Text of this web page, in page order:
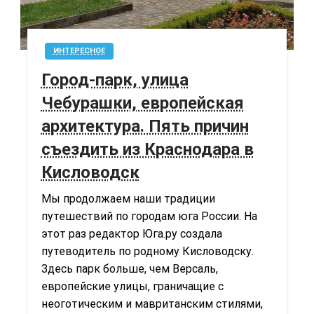
ИНТЕРЕСНОЕ
Город-парк, улица
Чебурашки, европейская
архитектура. Пять причин
съездить из Краснодара в
Кисловодск
Мы продолжаем наши традиции
путешествий по городам юга России. На
этот раз редактор Юга.ру создала
путеводитель по родному Кисловодску.
Здесь парк больше, чем Версаль,
европейские улицы, граничащие с
неоготическим и мавританским стилями,